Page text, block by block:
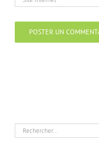
Rechercher: